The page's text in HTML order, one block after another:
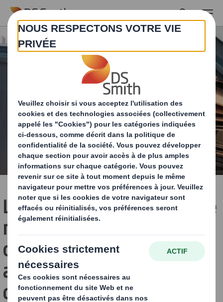
Skip to main content
L’optimisation des taux de
recyclage du papier et du
carton dans l'UE pourrait
ajouter 1 milliard d'euros
de matériaux aux flux de